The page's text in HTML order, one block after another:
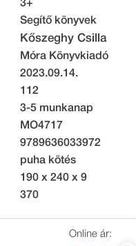
3+
Segítő könyvek
Kőszeghy Csilla
Móra Könyvkiadó
2023.09.14.
112
3-5 munkanap
MO4717
9789636033972
puha kötés
190 x 240 x 9
370
Online ár: